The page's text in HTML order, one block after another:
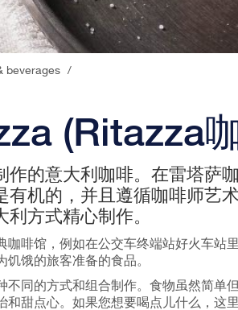
beverages /
(Ritazza
作的意大利咖啡。在雷塔萨
有机的，并且遵循咖啡师艺
方式精心制作。
咖啡馆，例如在公交车终端站好火车站
饿的旅客准备的食品。
不同的方式和组合制作。食物虽然简单
和甜点心。如果您想要喝点儿什么，这